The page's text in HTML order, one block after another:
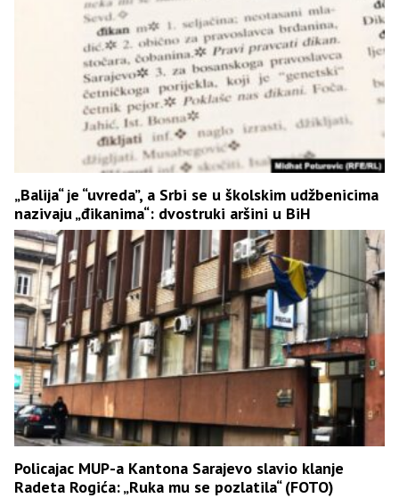
„Balija“ je “uvreda”, a Srbi se u školskim udžbenicima
nazivaju „đikanima“: dvostruki aršini u BiH
Policajac MUP-a Kantona Sarajevo slavio klanje
Radeta Rogića: „Ruka mu se pozlatila“ (FOTO)